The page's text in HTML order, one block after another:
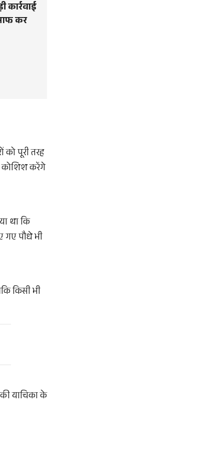
कर
को पूरी तरह
कोशिश करेंगे
था कि
गए पौधे भी
किसी भी
याचिका के